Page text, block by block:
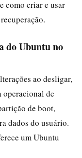
como criar e usar
do Ubuntu no
ao desligar,
operacional de
de boot,
dados do usuário.
um Ubuntu